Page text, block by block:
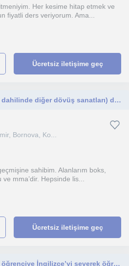
Her kesime hitap etmek ve
fiyatli ders veriyorum. Ama...
Ücretsiz iletişime geç
Uygun fiyatlı boks (istek dahilinde diğer dövüş sanatları) dersleri veriyorum
Bornova, Ko...
sahibim. Alanlarım boks,
mma’dir. Hepsinde lis...
Ücretsiz iletişime geç
Her yaştan ve seviyeden öğrenciye İngilizce’yi severek öğrenme deneyimi yaşatmak isterim